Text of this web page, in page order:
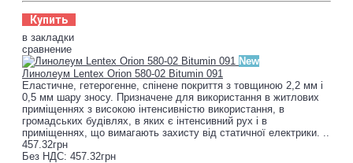
Купить
в закладки
сравнение
New
Линолеум Lentex Orion 580-02 Bitumin 091
Еластичне, гетерогенне, спінене покриття з товщиною 2,2 мм і
0,5 мм шару зносу. Призначене для використання в житлових
приміщеннях з високою інтенсивністю використання, в
громадських будівлях, в яких є інтенсивний рух і в
приміщеннях, що вимагають захисту від статичної електрики. ..
457.32грн
Без НДС: 457.32грн